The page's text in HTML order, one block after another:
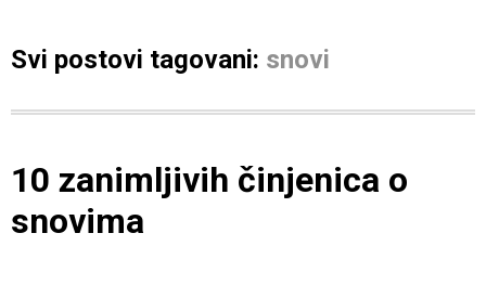
Svi postovi tagovani: snovi
10 zanimljivih činjenica o
snovima